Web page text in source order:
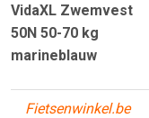
VidaXL Zwemvest
50N 50-70 kg
marineblauw
Fietsenwinkel.be